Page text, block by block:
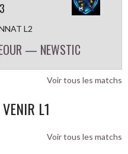
3
L2
— NEWSTIC
Voir tous les matchs
L1
Voir tous les matchs